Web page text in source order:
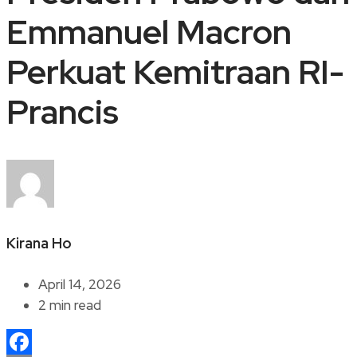
Emmanuel Macron
Perkuat Kemitraan RI-
Prancis
Kirana Ho
April 14, 2026
2 min read